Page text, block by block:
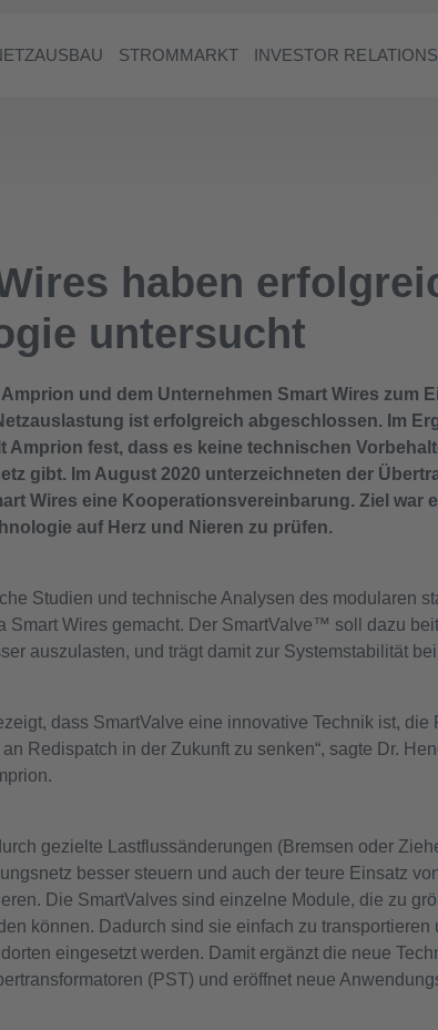
STROMMARKT INVESTOR RELATIONS
haben
untersucht
und dem Unternehmen Smart Wires zum
ist erfolgreich abgeschlossen. Im
Amprion fest, dass es keine technischen
gibt. Im August 2020 unterzeichneten der
Wires eine Kooperationsvereinbarung. Ziel war
auf Herz und Nieren zu prüfen.
Studien und technische Analysen des modularen
Smart Wires gemacht. Der SmartValve™ soll dazu
auszulasten, und trägt damit zur Systemstabilität
dass SmartValve eine innovative Technik ist,
Redispatch in der Zukunft zu senken“, sagte Dr.
gezielte Lastflussänderungen (Bremsen oder
besser steuern und auch der teure Einsatz
Die SmartValves sind einzelne Module, die zu
können. Dadurch sind sie einfach zu
eingesetzt werden. Damit ergänzt die neue
(PST) und eröffnet neue